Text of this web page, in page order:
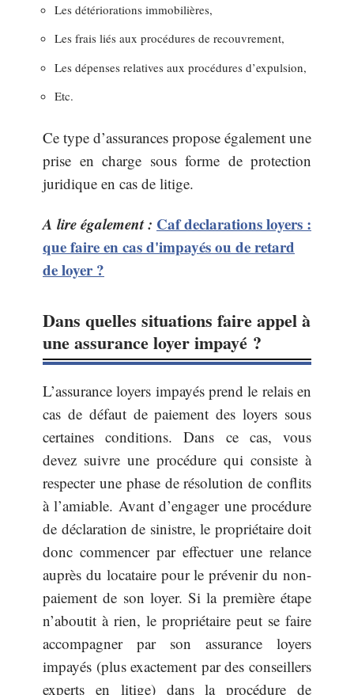
Les détériorations immobilières,
Les frais liés aux procédures de recouvrement,
Les dépenses relatives aux procédures d’expulsion,
Etc.
Ce type d’assurances propose également une
prise en charge sous forme de protection
juridique en cas de litige.
A lire également : Caf declarations loyers :
que faire en cas d'impayés ou de retard
de loyer ?
Dans quelles situations faire appel à
une assurance loyer impayé ?
L’assurance loyers impayés prend le relais en
cas de défaut de paiement des loyers sous
certaines conditions. Dans ce cas, vous
devez suivre une procédure qui consiste à
respecter une phase de résolution de conflits
à l’amiable. Avant d’engager une procédure
de déclaration de sinistre, le propriétaire doit
donc commencer par effectuer une relance
auprès du locataire pour le prévenir du non-
paiement de son loyer. Si la première étape
n’aboutit à rien, le propriétaire peut se faire
accompagner par son assurance loyers
impayés (plus exactement par des conseillers
experts en litige) dans la procédure de